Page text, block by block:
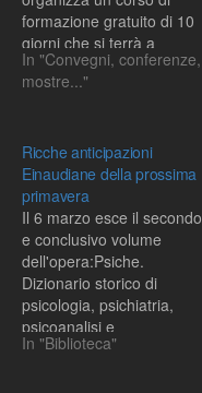
formazione gratuito di 10
giorni che si terrà a
Cisterna di Latina dal 30
gennaio all’8 febbraio. Il
dell’evoluzione
nell’universo. Conducono il
corso il Prof. Gilberto
Corbellini…
In "Convegni, conferenze,
mostre..."
Ricche anticipazioni
Einaudiane della prossima
primavera
Il 6 marzo esce il secondo
e conclusivo volume
dell'opera:Psiche.
Dizionario storico di
psicologia, psichiatria,
psicoanalisi e
neuroscienze. A cura di
In "Biblioteca"